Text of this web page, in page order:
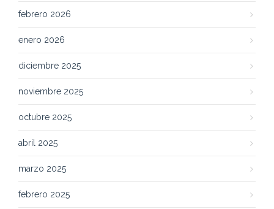
febrero 2026
enero 2026
diciembre 2025
noviembre 2025
octubre 2025
abril 2025
marzo 2025
febrero 2025